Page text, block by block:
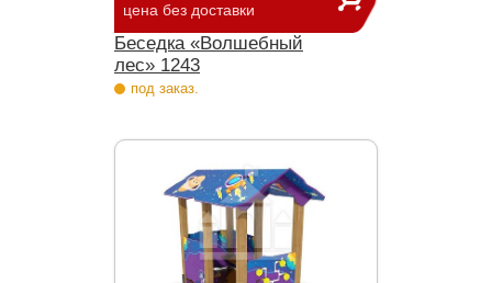
цена без доставки
Беседка «Волшебный
лес» 1243
под заказ.